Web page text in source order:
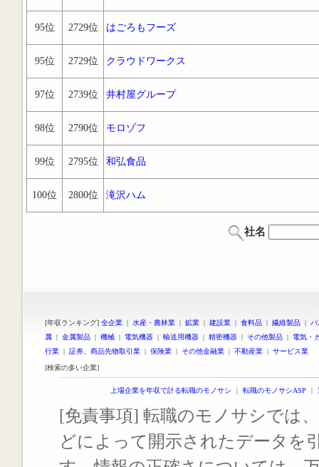
95位 2729位 はごろもフーズ
95位 2729位 クラウドワークス
97位 2739位 井村屋グループ
98位 2790位 モロゾフ
99位 2795位 和弘食品
100位 2800位 滝沢ハム
社名
[年収ランキング] 全企業 | 水産・農林業 | 鉱業 | 建設業 | 食料品 | 繊維製品 |
属 | 金属製品 | 機械 | 電気機器 | 輸送用機器 | 精密機器 | その他製品 | 電気・
行業 | 証券、商品先物取引業 | 保険業 | その他金融業 | 不動産業 | サービス業
[検索の多い企業]
上場企業を年収で計る転職のモノサシ ｜ 転職のモノサシASP ｜
[免責事項] 転職のモノサシでは
どによって開示されたデータを